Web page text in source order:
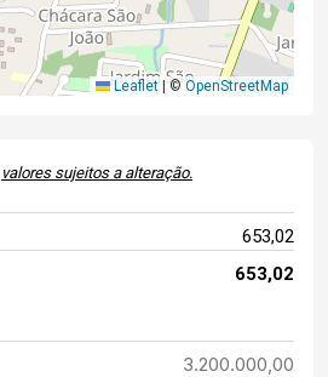
Leaflet ©OpenStreetMap
valores sujeitos a alteração.
653,02
653,02
3.200.000,00